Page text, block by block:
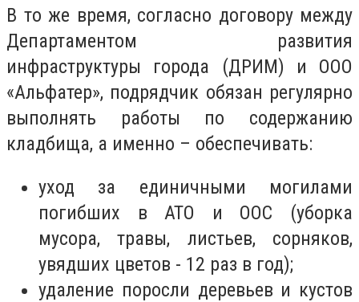
В то же время, согласно договору между
Департаментом развития
инфраструктуры города (ДРИМ) и ООО
«Альфатер», подрядчик обязан регулярно
выполнять работы по содержанию
кладбища, а именно – обеспечивать:
уход за единичными могилами
погибших в АТО и ООС (уборка
мусора, травы, листьев, сорняков,
увядших цветов - 12 раз в год);
удаление поросли деревьев и кустов